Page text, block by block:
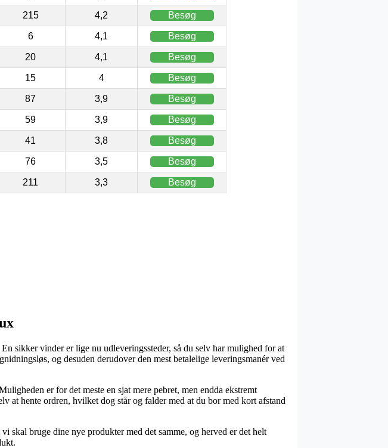
215 4,2 Besøg
6 4,1 Besøg
20 4,1 Besøg
15 4 Besøg
87 3,9 Besøg
59 3,9 Besøg
41 3,8 Besøg
76 3,5 Besøg
211 3,3 Besøg
sikker vinder er lige nu udleveringssteder, så du selv har mulighed for at
og desuden derudover den mest betalelige leveringsmanér ved
er for det meste en sjat mere pebret, men endda ekstremt
at hente ordren, hvilket dog står og falder med at du bor med kort afstand
skal bruge dine nye produkter med det samme, og herved er det helt